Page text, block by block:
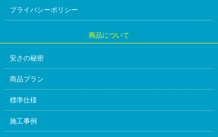
プライバシーポリシー
商品について
安さの秘密
商品プラン
標準仕様
施工事例